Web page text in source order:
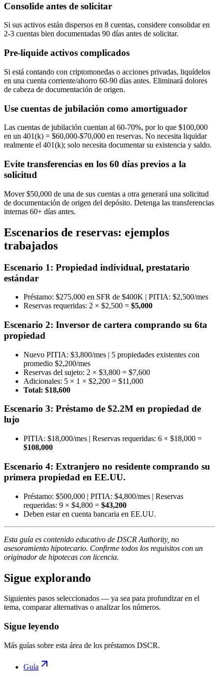
Consolide antes de solicitar
Si sus activos están dispersos en 8 cuentas, considere consolidar en
2-3 cuentas bien documentadas 90 días antes de solicitar.
Pre-liquide activos complicados
Si está contando con criptomonedas o acciones privadas, liquídelos
en una cuenta corriente/ahorro 60-90 días antes. Eliminará dolores
de cabeza de documentación de origen.
Use cuentas de jubilación como amortiguador
Las cuentas de jubilación cuentan al 60-70%, por lo que $100,000
en un 401(k) = $60,000-$70,000 en reservas. No necesita liquidar
realmente el 401(k); solo necesita documentar su existencia y saldo.
Evite transferencias en los 60 días previos a la
solicitud
Mover $50,000 de una de sus cuentas a otra generará una solicitud
de documentación de origen del depósito. Detenga las transferencias
internas 60+ días antes.
Escenarios de reservas: ejemplos
trabajados
Escenario 1: Propiedad individual, prestatario
estándar
Préstamo: $275,000 en SFR de $400K | PITIA: $2,500/mes
Reservas requeridas: 2 × $2,500 = $5,000
Escenario 2: Inversor de cartera comprando su 6ta
propiedad
Nuevo PITIA: $3,800/mes | 5 propiedades existentes con
promedio $2,200/mes
Reservas del sujeto: 2 × $3,800 = $7,600
Adicionales: 5 × 1 × $2,200 = $11,000
Total: $18,600
Escenario 3: Préstamo de $2.2M en propiedad de
lujo
PITIA: $18,000/mes | Reservas requeridas: 6 × $18,000 =
$108,000
Escenario 4: Extranjero no residente comprando su
primera propiedad en EE.UU.
Préstamo: $500,000 | PITIA: $4,800/mes | Reservas
requeridas: 9 × $4,800 = $43,200
Deben estar en cuenta bancaria en EE.UU.
Esta guía es contenido educativo de DSCR Authority, no
asesoramiento hipotecario. Confirme todos los requisitos con un
originador de hipotecas con licencia.
Sigue explorando
Siguientes pasos seleccionados — ya sea para profundizar en el
tema, comparar alternativas o analizar los números.
Sigue leyendo
Más guías sobre esta área de los préstamos DSCR.
Guía